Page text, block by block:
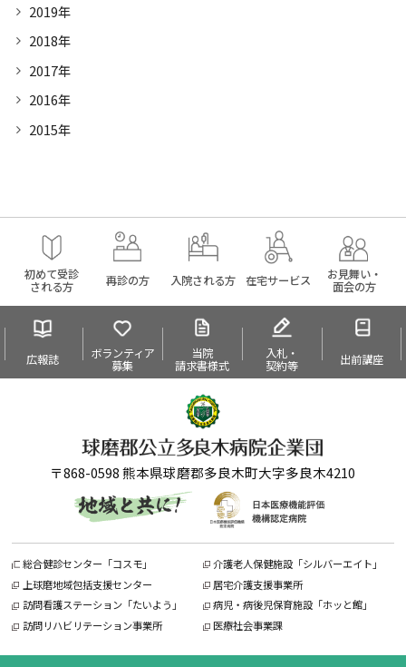
2019年
2018年
2017年
2016年
2015年
初めて受診
される方 再診の方 入院される方 在宅サービス お見舞い・
面会の方
広報誌 ボランティア
募集
当院
請求書様式
入札・
契約等 出前講座
〒868-0598 熊本県球磨郡多良木町大字多良木4210
総合健診センター「コスモ」
介護老人保健施設「シルバーエイト」
上球磨地域包括支援センター
居宅介護支援事業所
訪問看護ステーション「たいよう」
病児・病後児保育施設「ホッと館」
訪問リハビリテーション事業所
医療社会事業課